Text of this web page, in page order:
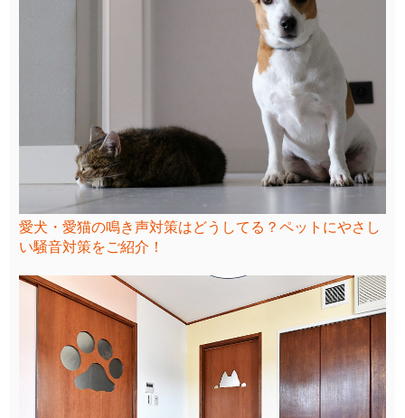
愛犬・愛猫の鳴き声対策はどうしてる？ペットにやさし
い騒音対策をご紹介！